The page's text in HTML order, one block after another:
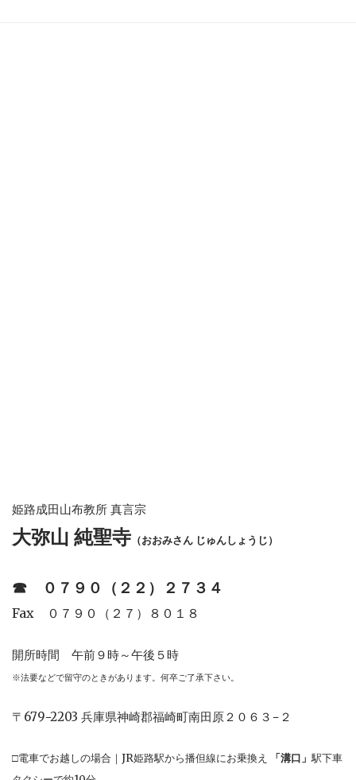
姫路成田山布教所 真言宗
大弥山 純聖寺 （おおみさん じゅんしょうじ）
☎︎ ０７９０（２２）２７３４
Fax ０７９０（２７）８０１８
開所時間 午前９時～午後５時
※法要などで留守のときがあります。何卒ご了承下さい。
〒679−2203 兵庫県神崎郡福崎町南田原２０６３−２
□電車でお越しの場合｜JR姫路駅から播但線にお乗換え 「溝口」駅下車